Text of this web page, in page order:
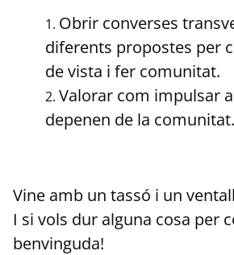
Obrir converses
diferents propostes per
de vista i fer comunitat.
Valorar com impulsar
depenen de la comunitat.
Vine amb un tassó i un
I si vols dur alguna cosa per
benvinguda!